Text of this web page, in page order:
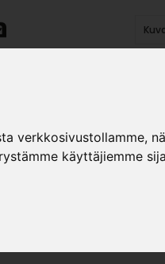
verkkosivustollamme,
käyttäjiemme